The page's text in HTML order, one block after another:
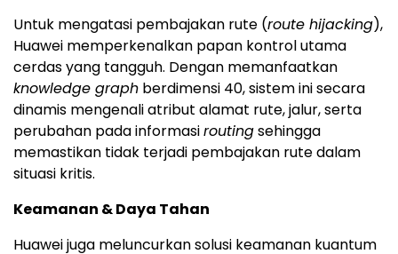
Untuk mengatasi pembajakan rute (route hijacking),
Huawei memperkenalkan papan kontrol utama
cerdas yang tangguh. Dengan memanfaatkan
knowledge graph berdimensi 40, sistem ini secara
dinamis mengenali atribut alamat rute, jalur, serta
perubahan pada informasiroutingsehingga
memastikan tidak terjadi pembajakan rute dalam
situasi kritis.
Keamanan & Daya Tahan
Huawei juga meluncurkan solusi keamanan kuantum